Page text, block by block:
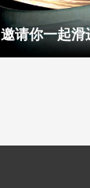
邀请你一起